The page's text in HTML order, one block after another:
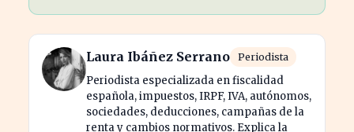
Laura Ibáñez Serrano Periodista
Periodista especializada en fiscalidad
española, impuestos, IRPF, IVA, autónomos,
sociedades, deducciones, campañas de la
renta y cambios normativos. Explica la